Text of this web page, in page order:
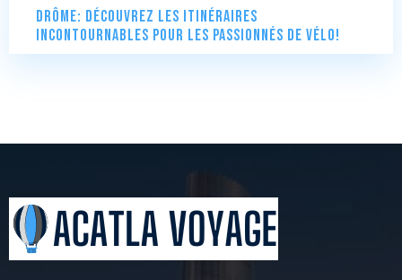
Drôme: Découvrez les itinéraires
incontournables pour les passionnés de vélo!